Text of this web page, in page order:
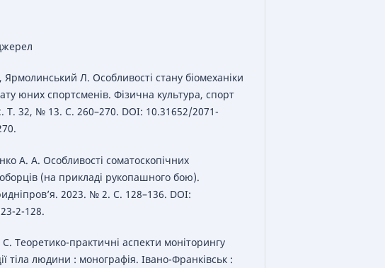
Л. Особливості стану біомеханіки
юних спортсменів. Фізична культура, спорт
Т. 32, № 13. С. 260–270. DOI: 10.31652/2071-
А. А. Особливості соматоскопічних
(на прикладі рукопашного бою).
2023. № 2. С. 128–136. DOI:
2-128.
Теоретико-практичні аспекти моніторингу
тіла людини : монографія. Івано-Франківськ :